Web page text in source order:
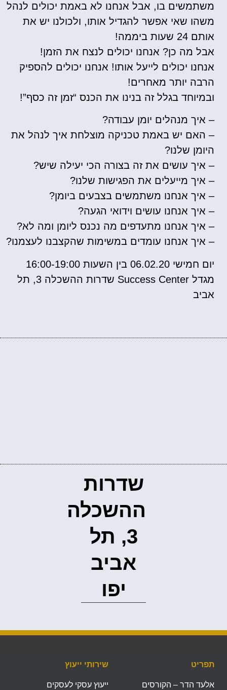
משתמשים בו, אבל אנחנו לא באמת יכולים לנהל
משהו שאי אפשר להגדיל אותו, ולכולנו יש את
אותם 24 שעות ביממה!
אבל מה כן? אנחנו יכולים לנצח את הזמן!
אנחנו יכולים לייעל אותו! אנחנו יכולים להספיק
הרבה יותר מאחרים!
ובמיוחד בגלל זה בנינו את הכנס “זמן זה כסף”!
– איך מנהלים יומן עבודה?
– האם יש באמת טכניקה מוצלחת איך לנהל את
היומן שלנו?
– איך עושים את זה בצורה הכי יעילה שיש?
– איך מייעלים את הפגישות שלנו?
– איך אנחנו משתמשים בצבעים ביומן?
– איך אנחנו עושים וידואי הגעה?
– איך אנחנו מתעדפים מה נכנס ליומן ומה לא?
– איך אנחנו עומדים במשימות שהקצבנו לעצמנו?
יום חמישי 06.02.20 בין השעות 16:00-19:00
מגדל Success Center שדרות ההשכלה 3, תל
אביב
שדרות
ההשכלה
3, תל
אביב
יפו‭
תפריט
אלעד הדר – הקורסים
שירותי ייעוץ
ייעוץ עסקי לעסקים